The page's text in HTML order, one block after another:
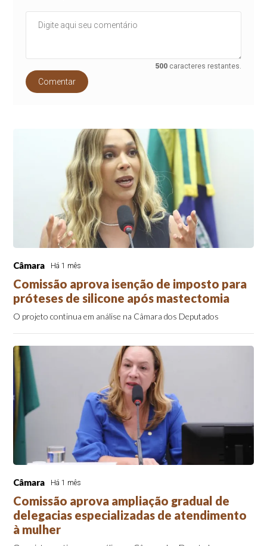
500 caracteres restantes.
Comentar
Câmara Há 1 mês
Comissão aprova isenção de imposto para
próteses de silicone após mastectomia
O projeto continua em análise na Câmara dos Deputados
Câmara Há 1 mês
Comissão aprova ampliação gradual de
delegacias especializadas de atendimento
à mulher